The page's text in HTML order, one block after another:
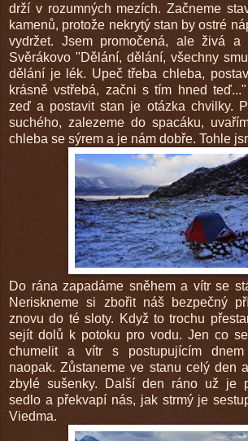
drží v rozumných mezích. Začneme
kamenů, protože nekrytý stan by ostré
vydržet. Jsem promočená, ale živá
Svěrákovo "Dělání, dělání, všechny
dělání je lék. Upeč třeba chleba,
krásně vstřebá, začni s tím hned
zeď a postavit stan je otázka chvilky.
suchého, zalezeme do spacáku,
chleba se sýrem a je nám dobře. Tohle
Do rána zapadáme sněhem a vítr se
Neriskneme si zbořit náš bezpečný
znovu do té sloty. Když to trochu
sejít dolů k potoku pro vodu. Jen co
chumelit a vítr s postupujícím dnem
naopak. Zůstaneme ve stanu celý den
zbylé sušenky. Další den ráno už je
sedlo a překvapí nás, jak strmý je
Viedma.